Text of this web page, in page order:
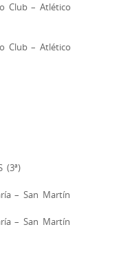
Club – Atlético
Club – Atlético
(3ª)
– San Martín
– San Martín